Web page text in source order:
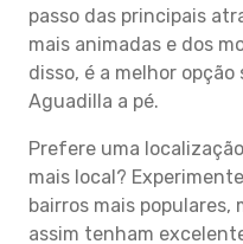
passo das principais
mais animadas e dos
disso, é a melhor
Aguadilla a pé.
Prefere uma
mais local?
bairros mais populares,
assim tenham